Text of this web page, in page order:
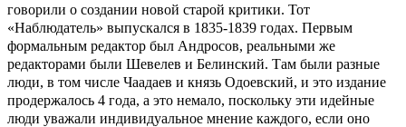
говорили о создании новой старой критики. Тот
«Наблюдатель» выпускался в 1835-1839 годах. Первым
формальным редактор был Андросов, реальными же
редакторами были Шевелев и Белинский. Там были разные
люди, в том числе Чаадаев и князь Одоевский, и это издание
продержалось 4 года, а это немало, поскольку эти идейные
люди уважали индивидуальное мнение каждого, если оно